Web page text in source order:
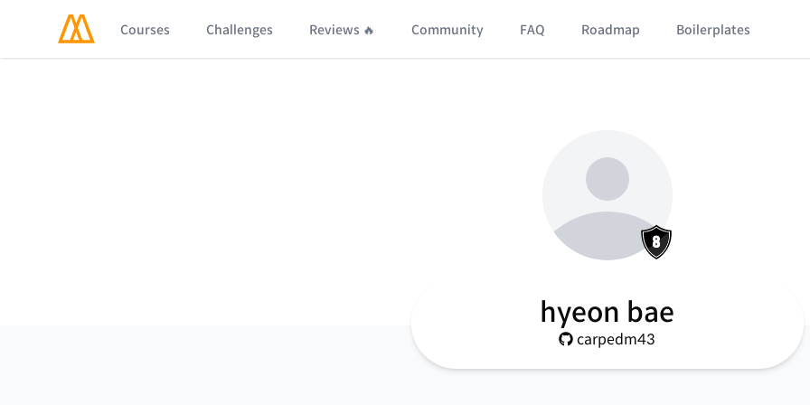
Courses Challenges Reviews 🔥 Community FAQ Roadmap Boilerplates
hyeon bae
carpedm43